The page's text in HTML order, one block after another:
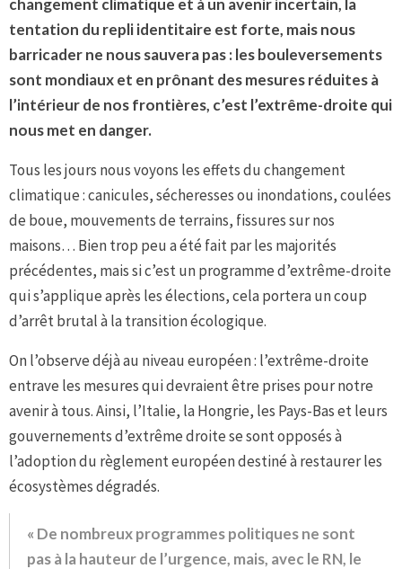
changement climatique et à un avenir incertain, la
tentation du repli identitaire est forte, mais nous
barricaderne nous sauvera pas : les bouleversements
sont mondiauxet en prônant des mesures réduites à
l’intérieur de nos frontières, c’est l’extrême-droite qui
nous met en danger.
Tous les jours nous voyons les effets du changement
climatique : canicules, sécheresses ou inondations, coulées
de boue, mouvements de terrains, fissures sur nos
maisons… Bien trop peu a été fait par les majorités
précédentes, mais si c’est un programme d’extrême-droite
qui s’applique après les élections, cela portera un coup
d’arrêt brutal à la transition écologique.
On l’observe déjà au niveau européen : l’extrême-droite
entrave les mesures qui devraient être prises pour notre
avenir à tous. Ainsi, l’Italie, la Hongrie, les Pays-Bas et leurs
gouvernements d’extrême droite se sont opposés à
l’adoption du règlement européen destiné à restaurer les
écosystèmes dégradés.
« De nombreux programmes politiques ne sont
pas à la hauteur de l’urgence, mais, avec le RN, le